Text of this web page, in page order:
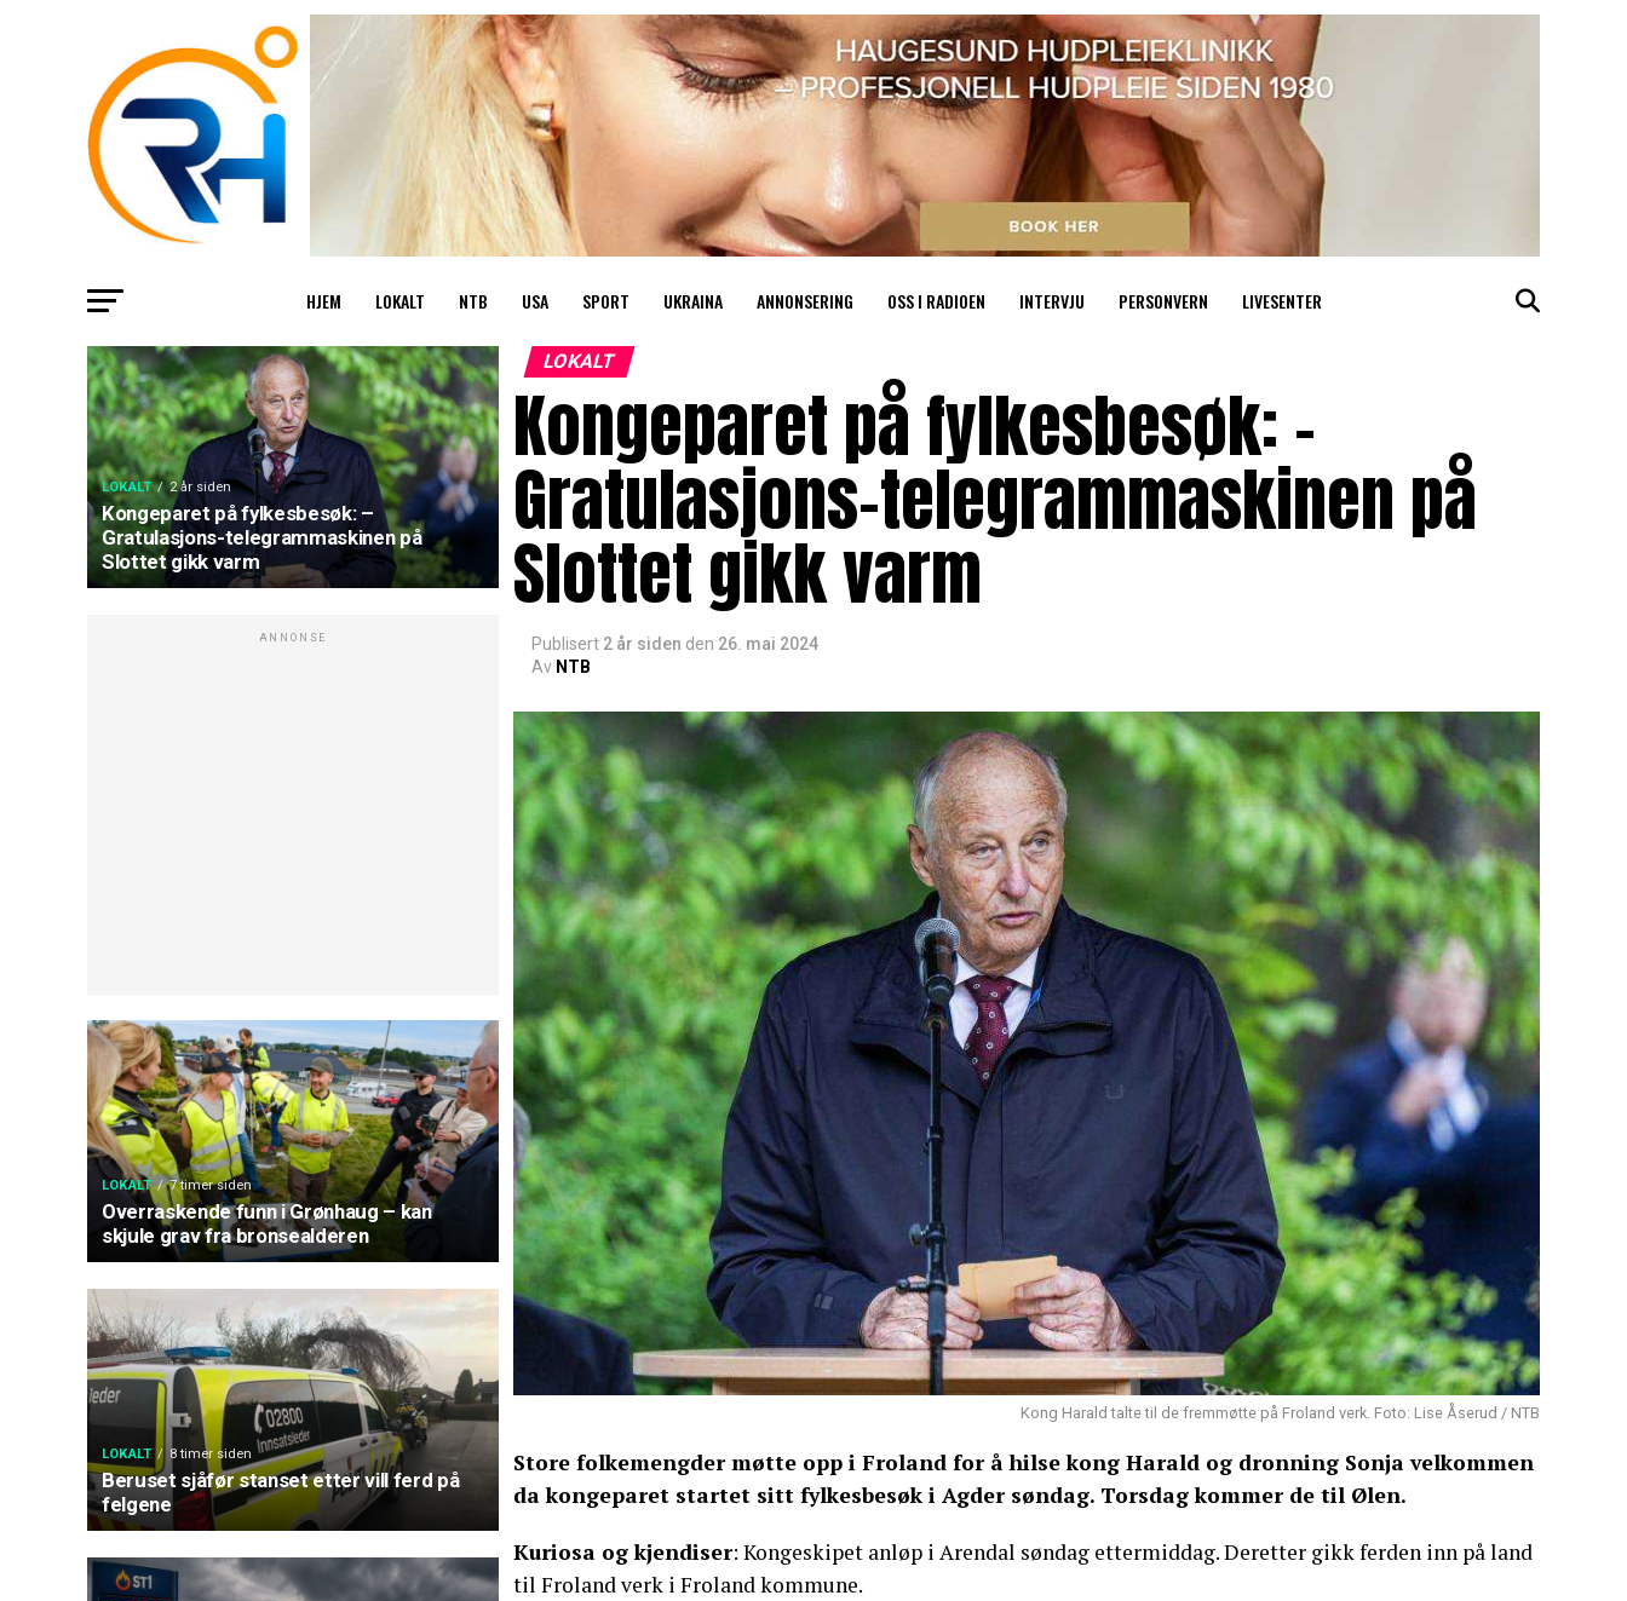
HJEM LOKALT NTB USA SPORT UKRAINA ANNONSERING OSS I RADIOEN INTERVJU PERSONVERN LIVESENTER
LOKALT 2 år siden
Kongeparet på fylkesbesøk: –
Gratulasjons-telegrammaskinen på
Slottet gikk varm
ANNONSE
LOKALT 7 timer siden
Overraskende funn i Grønhaug – kan
skjule grav fra bronsealderen
LOKALT 8 timer siden
Beruset sjåfør stanset etter vill ferd på
felgene
LOKALT
Kongeparet på fylkesbesøk: –
Gratulasjons-telegrammaskinen på
Slottet gikk varm
Publisert 2 år siden den 26. mai 2024
Av NTB
Kong Harald talte til de fremmøtte på Froland verk. Foto: Lise Åserud / NTB
Store folkemengder møtte opp i Froland for å hilse kong Harald og dronning Sonja velkommen
da kongeparet startet sitt fylkesbesøk i Agder søndag. Torsdag kommer de til Ølen.
Kuriosa og kjendiser: Kongeskipet anløp i Arendal søndag ettermiddag. Deretter gikk ferden inn på land
til Froland verk i Froland kommune.